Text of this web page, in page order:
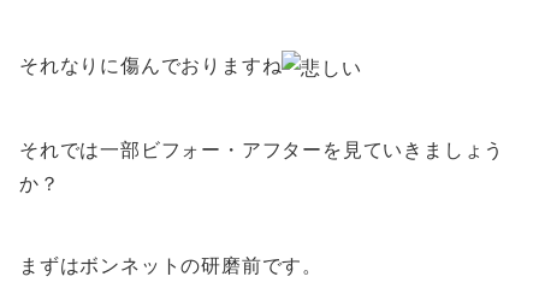
それなりに傷んでおりますね
それでは一部ビフォー・アフターを見ていきましょう
か？
まずはボンネットの研磨前です。